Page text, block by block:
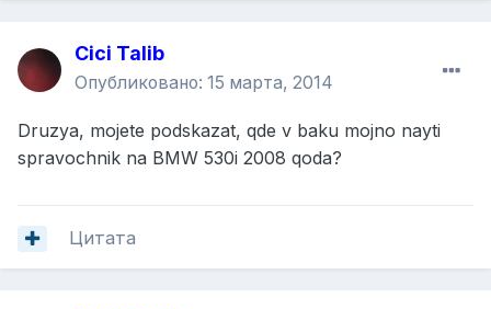
Cici Talib
Опубликовано: 15 марта, 2014
Druzya, mojete podskazat, qde v baku mojno nayti
spravochnik na BMW 530i 2008 qoda?
Цитата